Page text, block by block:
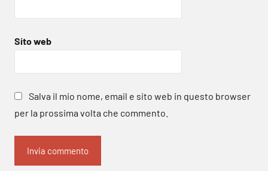
Sito web
Salva il mio nome, email e sito web in questo browser
per la prossima volta che commento.